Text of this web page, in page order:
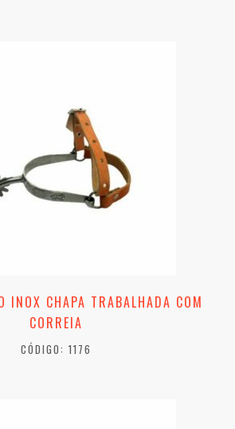
INOX CHAPA TRABALHADA COM
CORREIA
CÓDIGO: 1176